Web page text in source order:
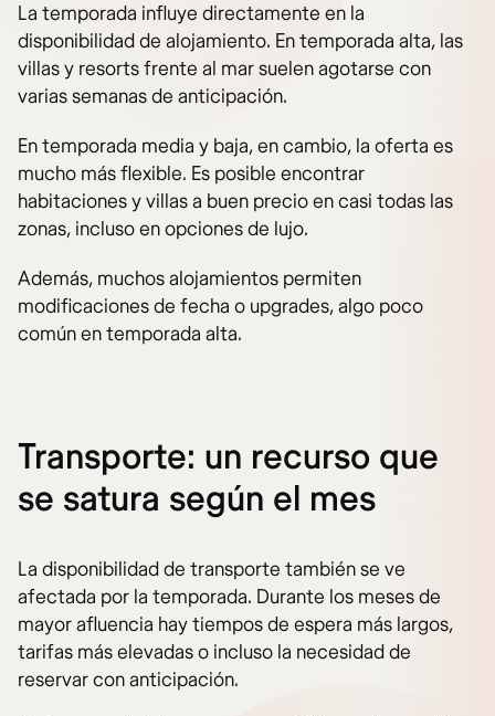
La temporada influye directamente en la
disponibilidad de alojamiento. En temporada alta, las
villas y resorts frente al mar suelen agotarse con
varias semanas de anticipación.
En temporada media y baja, en cambio, la oferta es
mucho más flexible. Es posible encontrar
habitaciones y villas a buen precio en casi todas las
zonas, incluso en opciones de lujo.
Además, muchos alojamientos permiten
modificaciones de fecha o upgrades, algo poco
común en temporada alta.
Transporte: un recurso que
se satura según el mes
La disponibilidad de transporte también se ve
afectada por la temporada. Durante los meses de
mayor afluencia hay tiempos de espera más largos,
tarifas más elevadas o incluso la necesidad de
reservar con anticipación.